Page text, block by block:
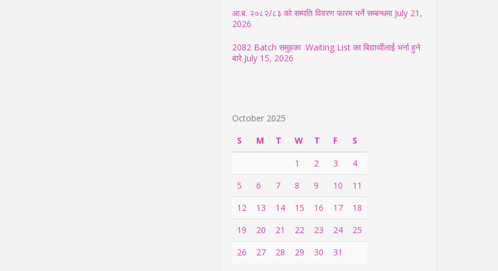
आ.ब. २०८२/८३ को सम्पति विवरण फारम भर्ने सम्बन्धमा July 21,
2026
2082 Batch समुहका Waiting List का बिद्यार्थीलाई भर्ना हुने
बारे July 15, 2026
October 2025
S
M T W T F
S
1
2 3
4
5
6 7 8 9 10
11
12
13 14 15 16 17
18
19
20 21 22 23 24
25
26
27 28 29 30 31